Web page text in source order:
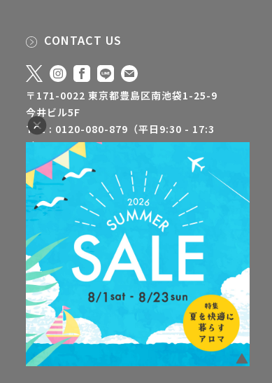
CONTACT US
〒171-0022 東京都豊島区南池袋1-25-9
今井ビル5F
TEL : 0120-080-879（平日9:30 - 17:3
0）
FAX : 03-5928-3500
info@jaa-aroma.or.jp